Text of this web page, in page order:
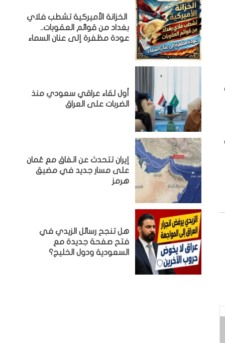
الخزانة الأميركية تشطب فلاي
بغداد من قوائم العقوبات..
عودة مظفرة إلى عنان السماء
أول لقاء عراقي سعودي منذ
الضربات على العراق
إيران تتحدث عن اتفاق مع عُمان
على مسار جديد في مضيق
هرمز
هل تنجح رسائل الزيدي في
فتح صفحة جديدة مع
السعودية ودول الخليج؟